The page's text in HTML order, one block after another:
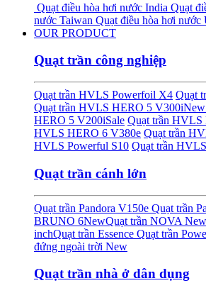
Quạt điều hòa hơi nước India Quạt
nước Taiwan Quạt điều hòa hơi nước
OUR PRODUCT
Quạt trần công nghiệp
Quạt trần HVLS Powerfoil X4 Quạt
Quạt trần HVLS HERO 5 V300iNew
HERO 5 V200iSale Quạt trần HVLS
HVLS HERO 6 V380e Quạt trần
HVLS Powerful S10 Quạt trần
Quạt trần cánh lớn
Quạt trần Pandora V150e Quạt trần
BRUNO 6NewQuạt trần NOVA New
inchQuạt trần Essence Quạt trần
đứng ngoài trời New
Quạt trần nhà ở dân dụng